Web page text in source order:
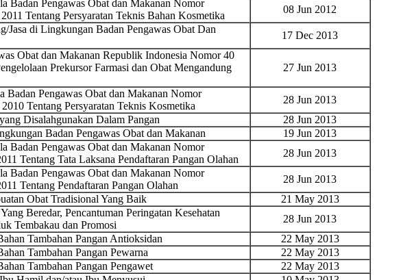
Badan Pengawas Obat dan Makanan Nomor
Tentang Persyaratan Teknis Bahan Kosmetika
08 Jun 2012
Jasa di Lingkungan Badan Pengawas Obat Dan
17 Dec 2013
Obat dan Makanan Republik Indonesia Nomor 40
Prekursor Farmasi dan Obat Mengandung
27 Jun 2013
Badan Pengawas Obat dan Makanan Nomor
Tentang Persyaratan Teknis Kosmetika
28 Jun 2013
Disalahgunakan Dalam Pangan
28 Jun 2013
Badan Pengawas Obat dan Makanan
19 Jun 2013
Badan Pengawas Obat dan Makanan Nomor
Tentang Tata Laksana Pendaftaran Pangan Olahan
28 Jun 2013
Badan Pengawas Obat dan Makanan Nomor
Tentang Pendaftaran Pangan Olahan
28 Jun 2013
Obat Tradisional Yang Baik
21 May 2013
Beredar, Pencantuman Peringatan Kesehatan
Tembakau dan Promosi
28 Jun 2013
Tambahan Pangan Antioksidan
22 May 2013
Tambahan Pangan Pewarna
22 May 2013
Tambahan Pangan Pengawet
22 May 2013